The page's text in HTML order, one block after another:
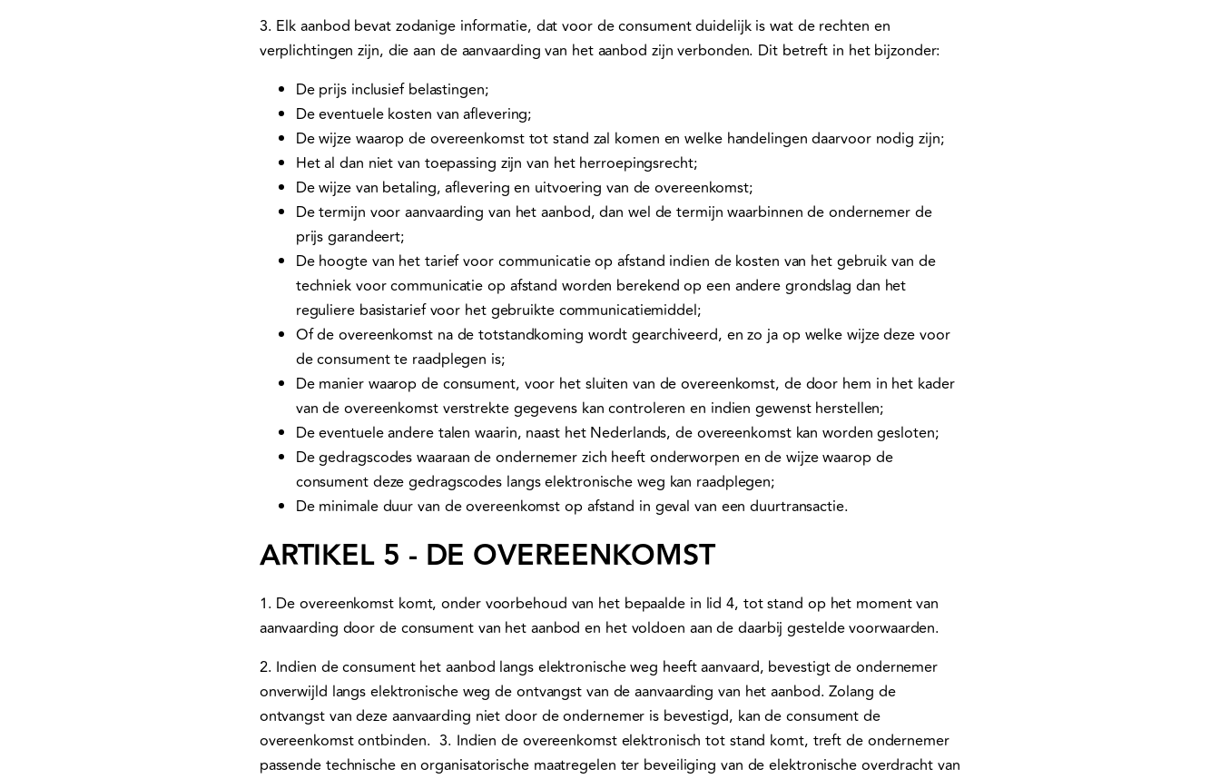
3. Elk aanbod bevat zodanige informatie, dat voor de consument duidelijk is wat de rechten en
verplichtingen zijn, die aan de aanvaarding van het aanbod zijn verbonden. Dit betreft in het bijzonder:
De prijs inclusief belastingen;
De eventuele kosten van aflevering;
De wijze waarop de overeenkomst tot stand zal komen en welke handelingen daarvoor nodig zijn;
Het al dan niet van toepassing zijn van het herroepingsrecht;
De wijze van betaling, aflevering en uitvoering van de overeenkomst;
De termijn voor aanvaarding van het aanbod, dan wel de termijn waarbinnen de ondernemer de
prijs garandeert;
De hoogte van het tarief voor communicatie op afstand indien de kosten van het gebruik van de
techniek voor communicatie op afstand worden berekend op een andere grondslag dan het
reguliere basistarief voor het gebruikte communicatiemiddel;
Of de overeenkomst na de totstandkoming wordt gearchiveerd, en zo ja op welke wijze deze voor
de consument te raadplegen is;
De manier waarop de consument, voor het sluiten van de overeenkomst, de door hem in het kader
van de overeenkomst verstrekte gegevens kan controleren en indien gewenst herstellen;
De eventuele andere talen waarin, naast het Nederlands, de overeenkomst kan worden gesloten;
De gedragscodes waaraan de ondernemer zich heeft onderworpen en de wijze waarop de
consument deze gedragscodes langs elektronische weg kan raadplegen;
De minimale duur van de overeenkomst op afstand in geval van een duurtransactie.
ARTIKEL 5 - DE OVEREENKOMST
1. De overeenkomst komt, onder voorbehoud van het bepaalde in lid 4, tot stand op het moment van
aanvaarding door de consument van het aanbod en het voldoen aan de daarbij gestelde voorwaarden.
2. Indien de consument het aanbod langs elektronische weg heeft aanvaard, bevestigt de ondernemer
onverwijld langs elektronische weg de ontvangst van de aanvaarding van het aanbod. Zolang de
ontvangst van deze aanvaarding niet door de ondernemer is bevestigd, kan de consument de
overeenkomst ontbinden. ⁠ 3. Indien de overeenkomst elektronisch tot stand komt, treft de ondernemer
passende technische en organisatorische maatregelen ter beveiliging van de elektronische overdracht van